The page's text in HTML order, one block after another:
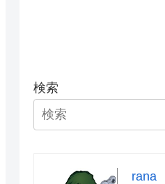
検索
rana